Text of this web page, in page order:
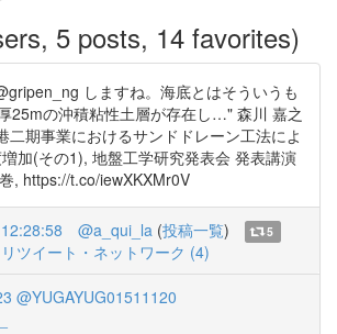
5 posts, 14 favorites)
しますね。海底とはそういうも
25mの沖積粘性土層が存在し…" 森川 嘉之
二期事業におけるサンドドレーン工法によ
加(その1), 地盤工学研究発表会 発表講演
, https://t.co/iewXKXMr0V
@a_qui_la (投稿一覧)
5
リツイート・ネットワーク (4)
@YUGAYUG01511120